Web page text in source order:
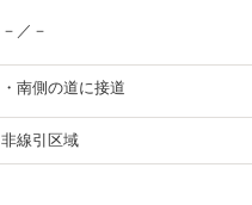
－／－
南側の道に接道
非線引区域